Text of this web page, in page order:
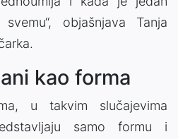
objašnjava Tanja
kao forma
u takvim slučajevima
samo formu i